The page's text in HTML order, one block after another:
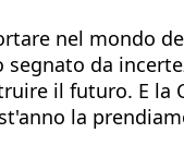
nel mondo
da
il futuro. E la
la